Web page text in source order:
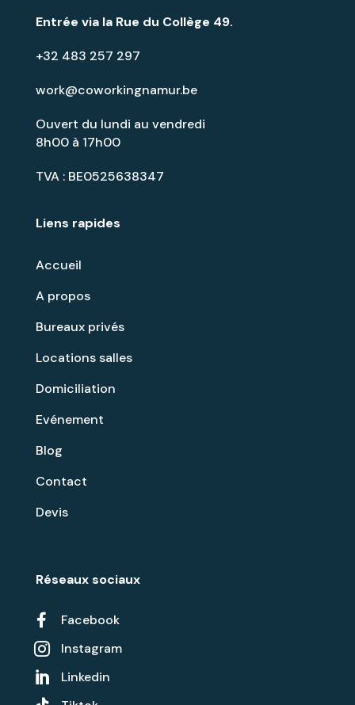
Réseaux sociaux
 Facebook
 Instagram

Linkedin
Liens rapides
Accueil
A propos
Bureaux privés
Locations salles
Domiciliation
Evénement
Blog
Contact
Devis
Entrée via la Rue du Collège 49.
+32 483 257 297
work@coworkingnamur.be
Ouvert du lundi au vendredi
8h00 à 17h00
TVA : BE0525638347